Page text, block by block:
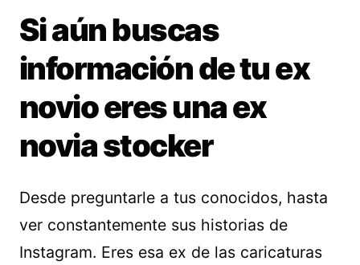
Si aún buscas
información de tu ex
novio eres una ex
novia stocker
Desde preguntarle a tus conocidos, hasta
ver constantemente sus historias de
Instagram. Eres esa ex de las caricaturas